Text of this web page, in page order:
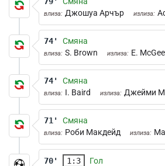
влиза: Джошуа Арчър излиза:
74' Смяна
влиза: S. Brown излиза: E. McGee
74' Смяна
влиза: I. Baird излиза: Джейми
71' Смяна
влиза: Роби Макдейд излиза:
70' 1:3
Гол